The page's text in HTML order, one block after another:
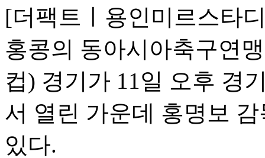
[더팩트ㅣ용인미르스타
홍콩의 동아시아축구연
컵) 경기가 11일 오후 경
서 열린 가운데 홍명보
있다.